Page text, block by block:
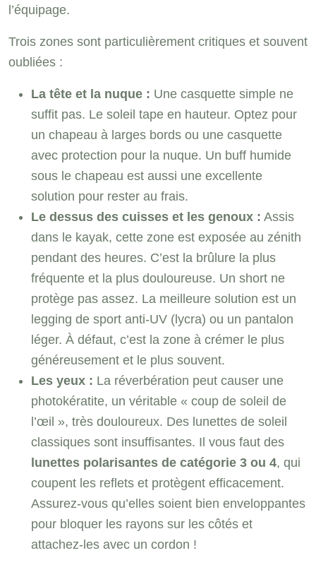
l’équipage.
Trois zones sont particulièrement critiques et souvent
oubliées :
La tête et la nuque : Une casquette simple ne
suffit pas. Le soleil tape en hauteur. Optez pour
un chapeau à larges bords ou une casquette
avec protection pour la nuque. Un buff humide
sous le chapeau est aussi une excellente
solution pour rester au frais.
Le dessus des cuisses et les genoux : Assis
dans le kayak, cette zone est exposée au zénith
pendant des heures. C’est la brûlure la plus
fréquente et la plus douloureuse. Un short ne
protège pas assez. La meilleure solution est un
legging de sport anti-UV (lycra) ou un pantalon
léger. À défaut, c’est la zone à crémer le plus
généreusement et le plus souvent.
Les yeux : La réverbération peut causer une
photokératite, un véritable « coup de soleil de
l’œil », très douloureux. Des lunettes de soleil
classiques sont insuffisantes. Il vous faut des
lunettes polarisantes de catégorie 3 ou 4, qui
coupent les reflets et protègent efficacement.
Assurez-vous qu’elles soient bien enveloppantes
pour bloquer les rayons sur les côtés et
attachez-les avec un cordon !